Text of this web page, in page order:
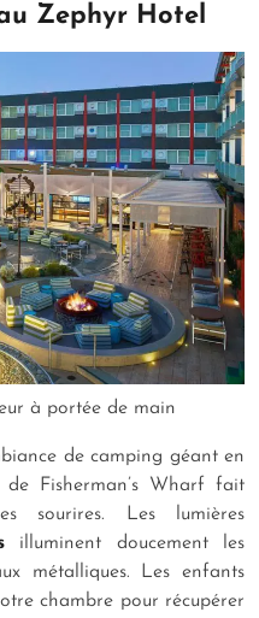
Zephyr Hotel
à portée de main
de camping géant en
Fisherman’s Wharf fait
sourires. Les lumières
illuminent doucement les
métalliques. Les enfants
chambre pour récupérer